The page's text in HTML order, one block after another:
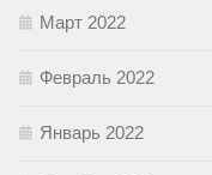
Март 2022
Февраль 2022
Январь 2022